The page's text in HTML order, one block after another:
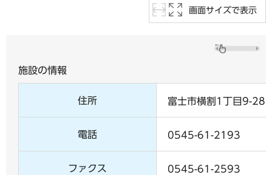
画面サイズで表示
施設の情報
住所 富士市横割1丁目9-28
電話 0545-61-2193
ファクス 0545-61-2593